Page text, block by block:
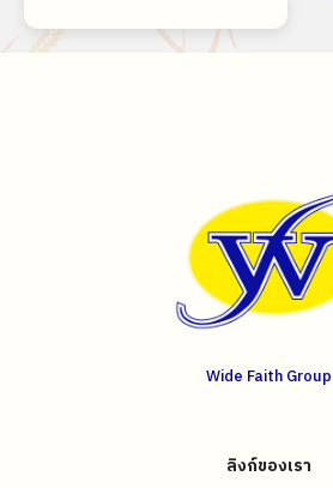
Wide Faith Group
ลิงก์ของเรา